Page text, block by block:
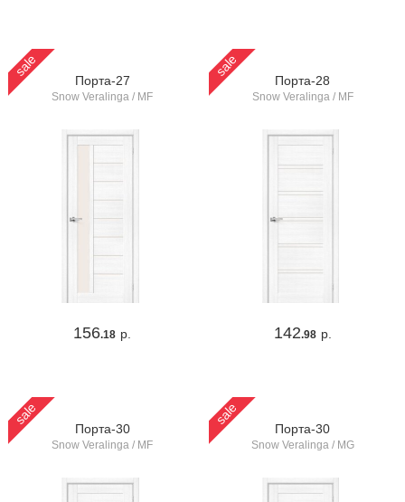
sale
Порта-27
Snow Veralinga / MF
156.18 р.
sale
Порта-28
Snow Veralinga / MF
142.98 р.
sale
Порта-30
Snow Veralinga / MF
sale
Порта-30
Snow Veralinga / MG